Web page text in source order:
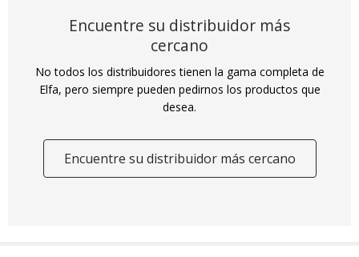
Encuentre su distribuidor más
cercano
No todos los distribuidores tienen la gama completa de
Elfa, pero siempre pueden pedirnos los productos que
desea.
Encuentre su distribuidor más cercano